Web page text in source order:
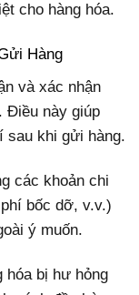
cho hàng hóa.
Hàng
và xác nhận
Điều này giúp
sau khi gửi hàng.
các khoản chi
bốc dỡ, v.v.)
ý muốn.
hóa bị hư hỏng